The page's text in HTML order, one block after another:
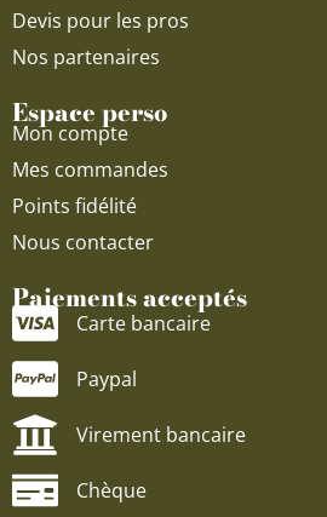
Devis pour les pros
Nos partenaires
Espace perso
Mon compte
Mes commandes
Points fidélité
Nous contacter
Paiements acceptés
Carte bancaire
Paypal
Virement bancaire
Chèque